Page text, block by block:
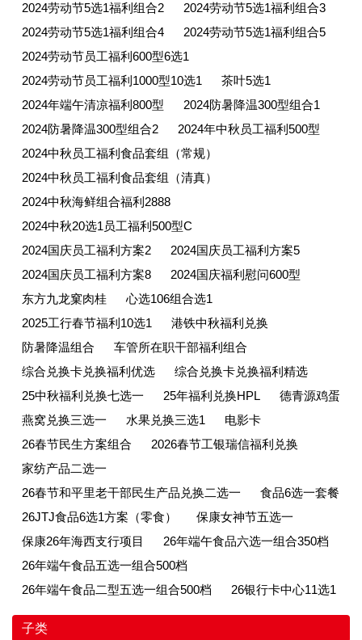
2024劳动节5选1福利组合2
2024劳动节5选1福利组合3
2024劳动节5选1福利组合4
2024劳动节5选1福利组合5
2024劳动节员工福利600型6选1
2024劳动节员工福利1000型10选1
茶叶5选1
2024年端午清凉福利800型
2024防暑降温300型组合1
2024防暑降温300型组合2
2024年中秋员工福利500型
2024中秋员工福利食品套组（常规）
2024中秋员工福利食品套组（清真）
2024中秋海鲜组合福利2888
2024中秋20选1员工福利500型C
2024国庆员工福利方案2
2024国庆员工福利方案5
2024国庆员工福利方案8
2024国庆福利慰问600型
东方九龙窠肉桂
心选106组合选1
2025工行春节福利10选1
港铁中秋福利兑换
防暑降温组合
车管所在职干部福利组合
综合兑换卡兑换福利优选
综合兑换卡兑换福利精选
25中秋福利兑换七选一
25年福利兑换HPL
德青源鸡蛋
燕窝兑换三选一
水果兑换三选1
电影卡
26春节民生方案组合
2026春节工银瑞信福利兑换
家纺产品二选一
26春节和平里老干部民生产品兑换二选一
食品6选一套餐
26JTJ食品6选1方案（零食）
保康女神节五选一
保康26年海西支行项目
26年端午食品六选一组合350档
26年端午食品五选一组合500档
26年端午食品二型五选一组合500档
26银行卡中心11选1
子类